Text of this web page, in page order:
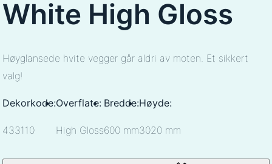
White High Gloss
Høyglansede hvite vegger går aldri av moten. Et sikkert
valg!
Dekorkode:
433110
Overflate:
High Gloss
Bredde:
600 mm
Høyde:
3020 mm